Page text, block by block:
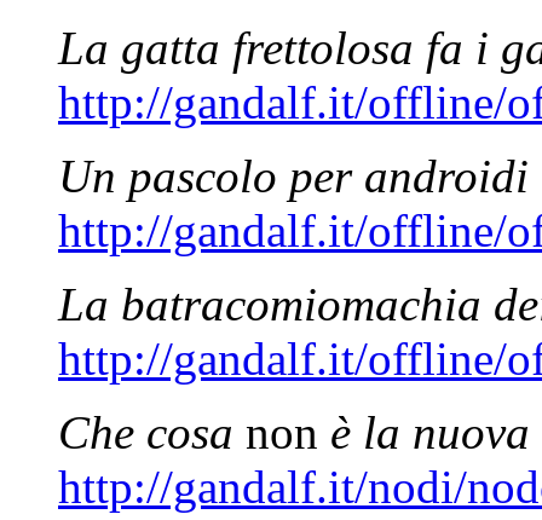
La gatta frettolosa fa i
http://gandalf.it/offline/
Un pascolo per androidi
http://gandalf.it/offline/
La batracomiomachia
http://gandalf.it/offline/
Che cosa non è la
http://gandalf.it/nodi/